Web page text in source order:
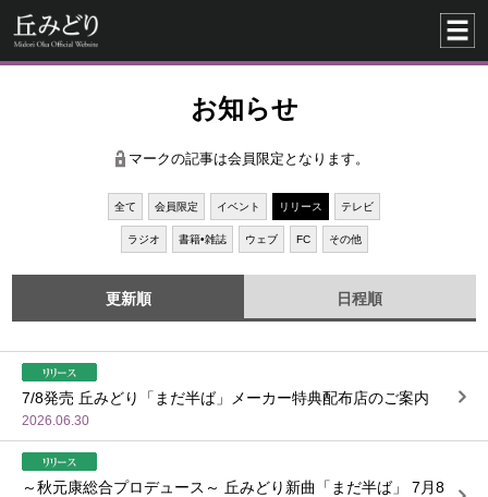
お知らせ
マークの記事は会員限定となります。
全て 会員限定 イベント リリース テレビ
ラジオ 書籍•雑誌 ウェブ FC その他
更新順 日程順
7/8発売 丘みどり「まだ半ば」メーカー特典配布店のご案内
2026.06.30
～秋元康総合プロデュース～ 丘みどり新曲「まだ半ば」 7月8